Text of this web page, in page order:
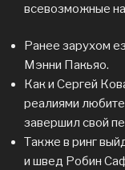
всевозможные
Ранее зарухом
Мэнни Пакьяо.
Как и Сергей
реалиями
завершил свой
Также в ринг
и швед Робин